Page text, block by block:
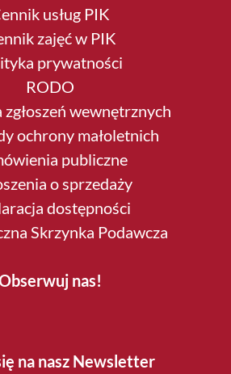
usług PIK
zajęć w PIK
prywatności
RODO
zgłoszeń wewnętrznych
ochrony małoletnich
publiczne
o sprzedaży
dostępności
Skrzynka Podawcza
nas!
na nasz Newsletter